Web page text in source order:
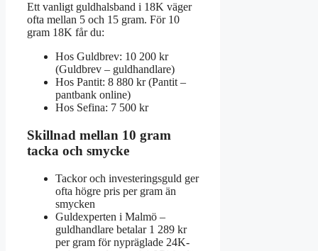
Ett vanligt guldhalsband i 18K väger
ofta mellan 5 och 15 gram. För 10
gram 18K får du:
Hos Guldbrev: 10 200 kr
(Guldbrev – guldhandlare)
Hos Pantit: 8 880 kr (Pantit –
pantbank online)
Hos Sefina: 7 500 kr
Skillnad mellan 10 gram
tacka och smycke
Tackor och investeringsguld ger
ofta högre pris per gram än
smycken
Guldexperten i Malmö –
guldhandlare betalar 1 289 kr
per gram för nypräglade 24K-